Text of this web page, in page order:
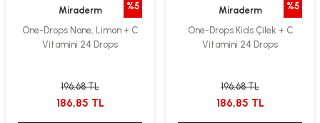
%5
Miraderm
One-Drops Nane, Limon + C
Vitamini 24 Drops
196,68 TL
186,85 TL
%5
Miraderm
One-Drops Kids Çilek + C
Vitamini 24 Drops
196,68 TL
186,85 TL